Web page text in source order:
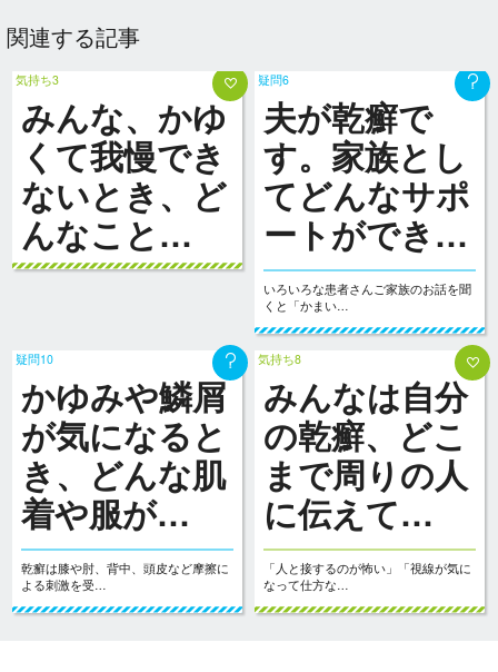
関連する記事
気持ち3
みんな、かゆ
くて我慢でき
ないとき、ど
んなこと…
疑問6
夫が乾癬で
す。家族とし
てどんなサポ
ートができ…
いろいろな患者さんご家族のお話を聞
くと「かまい…
疑問10
かゆみや鱗屑
が気になると
き、どんな肌
着や服が…
乾癬は膝や肘、背中、頭皮など摩擦に
よる刺激を受…
気持ち8
みんなは自分
の乾癬、どこ
まで周りの人
に伝えて…
「人と接するのが怖い」「視線が気に
なって仕方な…